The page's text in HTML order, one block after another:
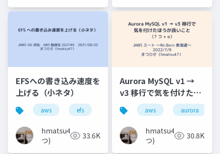
EFSへの書き込み速度を
上げる（小ネタ）
aws efs jaws-ug
hmatsu47(ま
つ)
33.6K
Aurora MySQL v1 →
v3 移行で気を付けたほ
うが良いこと（7 つ +
α）
aws aurora
hmatsu47(ま
つ)
30.8K